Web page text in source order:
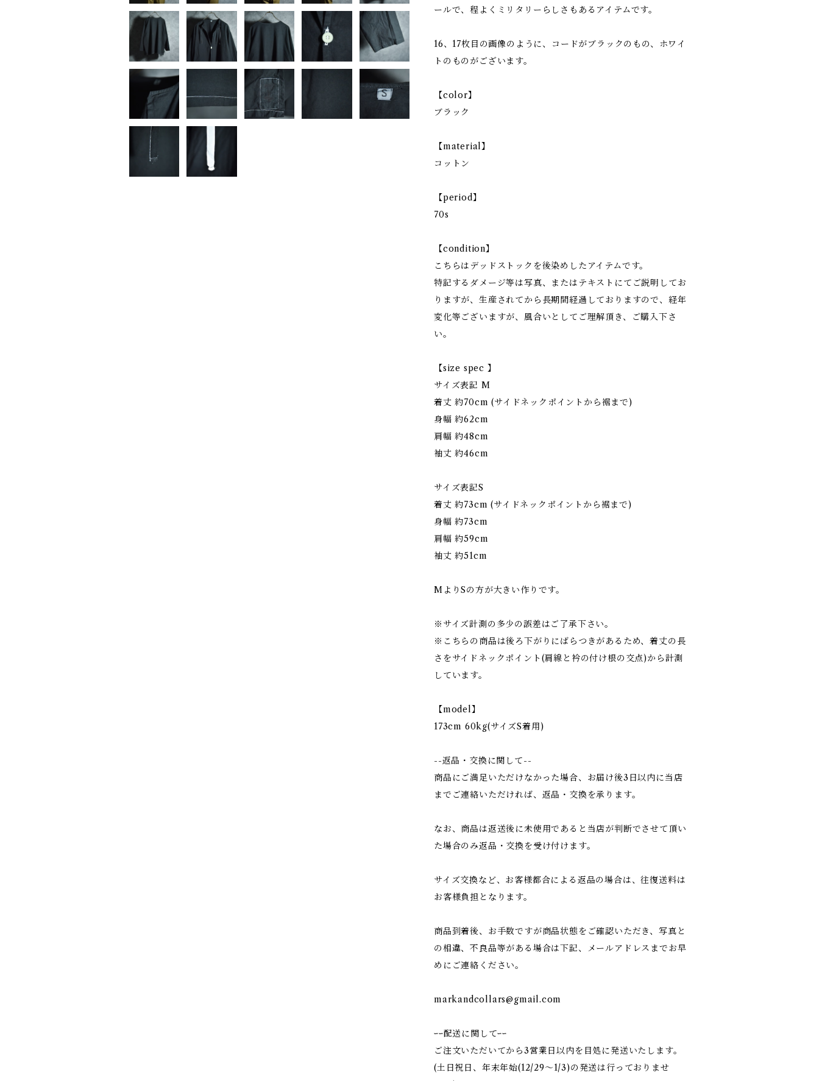
ールで、程よくミリタリーらしさもあるアイテムです。
16、17枚目の画像のように、コードがブラックのもの、ホワイ
トのものがございます。
【color】
ブラック
【material】
コットン
【period】
70s
【condition】
こちらはデッドストックを後染めしたアイテムです。
特記するダメージ等は写真、またはテキストにてご説明してお
りますが、生産されてから長期間経過しておりますので、経年
変化等ございますが、風合いとしてご理解頂き、ご購入下さ
い。
【size spec 】
サイズ表記 M
着丈 約70cm (サイドネックポイントから裾まで)
身幅 約62cm
肩幅 約48cm
袖丈 約46cm
サイズ表記S
着丈 約73cm (サイドネックポイントから裾まで)
身幅 約73cm
肩幅 約59cm
袖丈 約51cm
MよりSの方が大きい作りです。
※サイズ計測の多少の誤差はご了承下さい。
※こちらの商品は後ろ下がりにばらつきがあるため、着丈の長
さをサイドネックポイント(肩線と衿の付け根の交点)から計測
しています。
【model】
173cm 60kg(サイズS着用)
--返品・交換に関して--
商品にご満足いただけなかった場合、お届け後3日以内に当店
までご連絡いただければ、返品・交換を承ります。
なお、商品は返送後に未使用であると当店が判断でさせて頂い
た場合のみ返品・交換を受け付けます。
サイズ交換など、お客様都合による返品の場合は、往復送料は
お客様負担となります。
商品到着後、お手数ですが商品状態をご確認いただき、写真と
の相違、不良品等がある場合は下記、メールアドレスまでお早
めにご連絡ください。
markandcollars@gmail.com
ｰｰ配送に関してｰｰ
ご注文いただいてから3営業日以内を目処に発送いたします。
(土日祝日、年末年始(12/29〜1/3)の発送は行っておりませ